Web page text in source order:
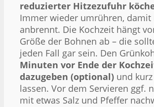
reduzierter Hitzezufuhr
Immer wieder umrühren, damit
anbrennt. Die Kochzeit hängt
Größe der Bohnen ab – die
jeden Fall gar sein. Den
Minuten vor Ende der
dazugeben (optional) und
lassen. Vor dem Servieren ggf.
mit etwas Salz und Pfeffer